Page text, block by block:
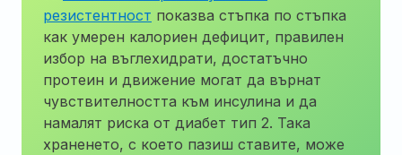
резистентност показва стъпка по стъпка
как умерен калориен дефицит, правилен
избор на въглехидрати, достатъчно
протеин и движение могат да върнат
чувствителността към инсулина и да
намалят риска от диабет тип 2. Така
храненето, с което пазиш ставите, може